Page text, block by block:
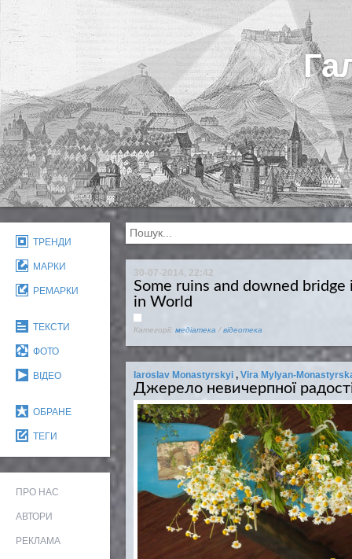
ТРЕНДИ
МАРКИ
РЕМАРКИ
ТЕКСТИ
ФОТО
ВІДЕО
ОБРАНЕ
ТЕГИ
ПРО НАС
АВТОРИ
РЕКЛАМА
30-07-2014, 22:42
Some ruins and downed
in World
Категорії: медіатека / відеотека
Iaroslav Monastyrskyi , Vira Mylyan-
Джерело невичерпної